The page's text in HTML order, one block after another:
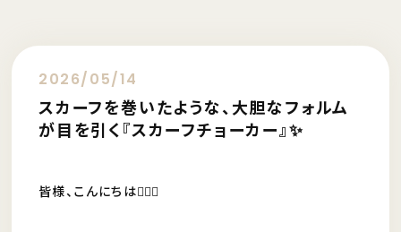
2026/05/14
スカーフを巻いたような、大胆なフォルム
が目を引く『スカーフチョーカー』✨
皆様、こんにちは🧚🏻‍♀️